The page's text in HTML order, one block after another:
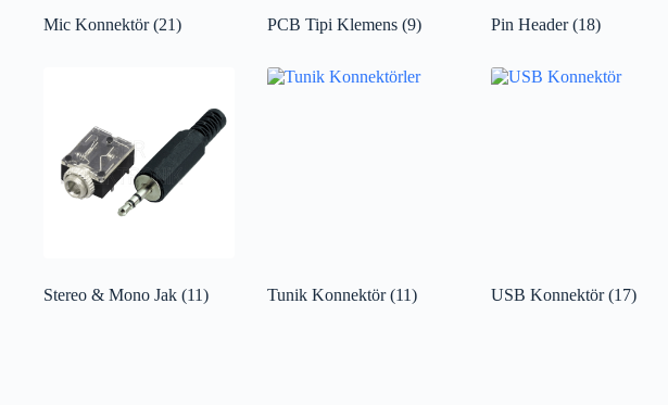
Mic Konnektör(21) PCB Tipi Klemens(9) Pin Header(18)
Stereo & Mono Jak (11) Tunik Konnektör(11) USB Konnektör(17)